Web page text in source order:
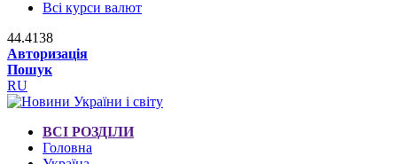
Всі курси валют
44.4138
Авторизація
Пошук
RU
ВСІ РОЗДІЛИ
Головна